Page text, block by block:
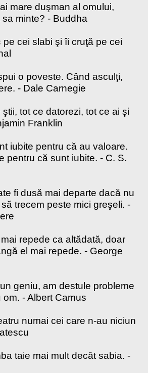
mare duşman al omului,
minte? - Buddha
pe cei slabi şi îi cruţă pe cei
o poveste. Când asculţi,
- Dale Carnegie
tot ce datorezi, tot ce ai şi
Franklin
iubite pentru că au valoare.
pentru că sunt iubite. - C. S.
fi dusă mai departe dacă nu
trecem peste mici greşeli. -
repede ca altădată, doar
el mai repede. - George
geniu, am destule probleme
- Albert Camus
numai cei care n-au niciun
taie mai mult decât sabia. -